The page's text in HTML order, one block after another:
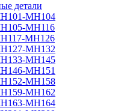
детали
МН104
МН116
МН126
МН132
МН145
МН151
МН158
МН162
МН164